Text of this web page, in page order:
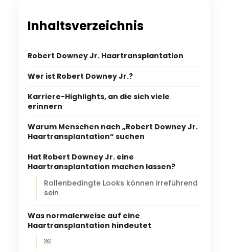
Inhaltsverzeichnis
Robert Downey Jr. Haartransplantation
Wer ist Robert Downey Jr.?
Karriere-Highlights, an die sich viele
erinnern
Warum Menschen nach „Robert Downey Jr.
Haartransplantation“ suchen
Hat Robert Downey Jr. eine
Haartransplantation machen lassen?
Rollenbedingte Looks können irreführend
sein
Was normalerweise auf eine
Haartransplantation hindeutet
￼